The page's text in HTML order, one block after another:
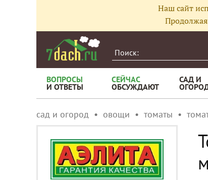
Наш сайт
Продолжая
ВОПРОСЫ
И ОТВЕТЫ
СЕЙЧАС
ОБСУЖДАЮТ
САД И
сад и огород овощи томаты